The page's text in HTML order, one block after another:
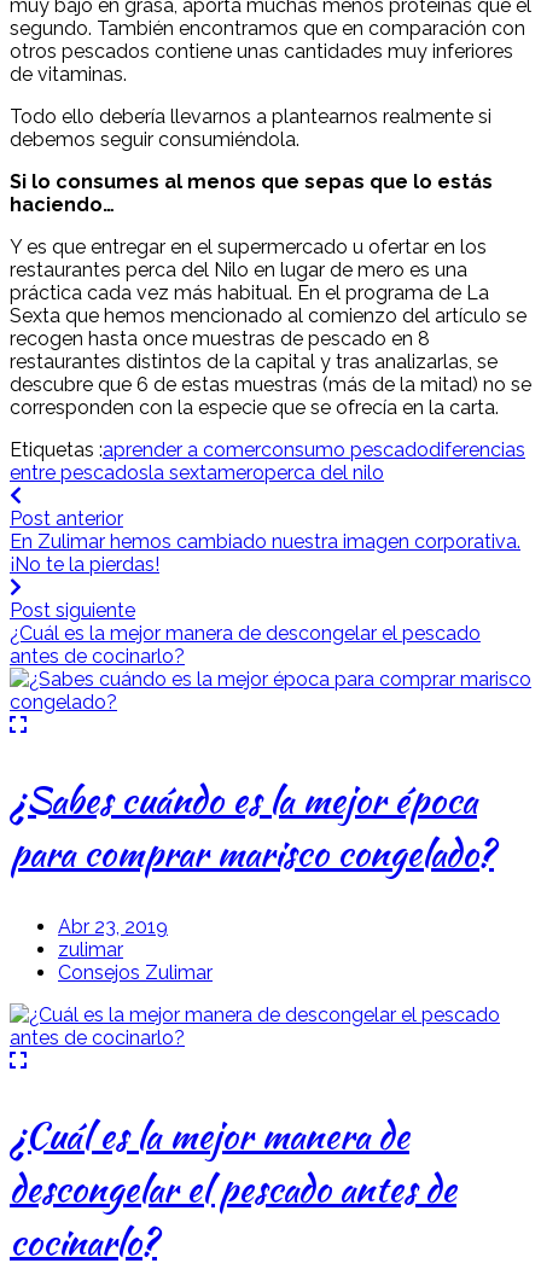
muy bajo en grasa, aporta muchas menos proteínas que el
segundo. También encontramos que en comparación con
otros pescados contiene unas cantidades muy inferiores
de vitaminas.
Todo ello debería llevarnos a plantearnos realmente si
debemos seguir consumiéndola.
Si lo consumes al menos que sepas que lo estás
haciendo…
Y es que entregar en el supermercado u ofertar en los
restaurantes perca del Nilo en lugar de mero es una
práctica cada vez más habitual. En el programa de La
Sexta que hemos mencionado al comienzo del artículo se
recogen hasta once muestras de pescado en 8
restaurantes distintos de la capital y tras analizarlas, se
descubre que 6 de estas muestras (más de la mitad) no se
corresponden con la especie que se ofrecía en la carta.
Etiquetas :aprender a comerconsumo pescadodiferencias
entre pescadosla sextameroperca del nilo
Post anterior
En Zulimar hemos cambiado nuestra imagen corporativa.
¡No te la pierdas!
Post siguiente
¿Cuál es la mejor manera de descongelar el pescado
antes de cocinarlo?
¿Sabes cuándo es la mejor época
para comprar marisco congelado?
Abr 23, 2019
zulimar
Consejos Zulimar
¿Cuál es la mejor manera de
descongelar el pescado antes de
cocinarlo?